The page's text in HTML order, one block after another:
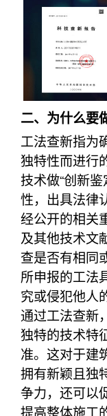
二、为什么要
工法查新指为
独特性而进行
技术做“创新
性，出具法律
经公开的相关
及其他技术文
查是否有相同
所申报的工法
究或侵犯他人
通过工法查新
独特的技术特
准。这对于建
拥有新颖且独
争力，还可以
提高整体施工